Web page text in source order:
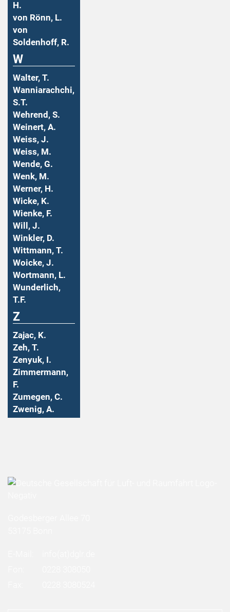
H.
von Rönn, L.
von
Soldenhoff, R.
W
Walter, T.
Wanniarachchi,
S.T.
Wehrend, S.
Weinert, A.
Weiss, J.
Weiss, M.
Wende, G.
Wenk, M.
Werner, H.
Wicke, K.
Wienke, F.
Will, J.
Winkler, D.
Wittmann, T.
Woicke, J.
Wortmann, L.
Wunderlich,
T.F.
Z
Zajac, K.
Zeh, T.
Zenyuk, I.
Zimmermann,
F.
Zumegen, C.
Zwenig, A.